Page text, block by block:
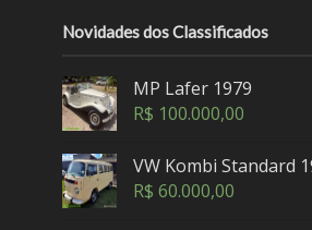
Novidades dos Classificados
MP Lafer 1979
R$ 100.000,00
VW Kombi Standard
R$ 60.000,00